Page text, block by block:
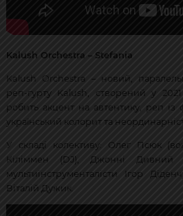
Kalush Orchestra – Stefania
Kalush Orchestra – новий,
реп-гурту Kalush, створений у
робить акцент на автентику, реп
український колорит та
У складі колективу: Олег Псюк
Кіліммен (DJ), Джонні Дивний
мультиінструменталісти Ігор
Віталій Дужик.